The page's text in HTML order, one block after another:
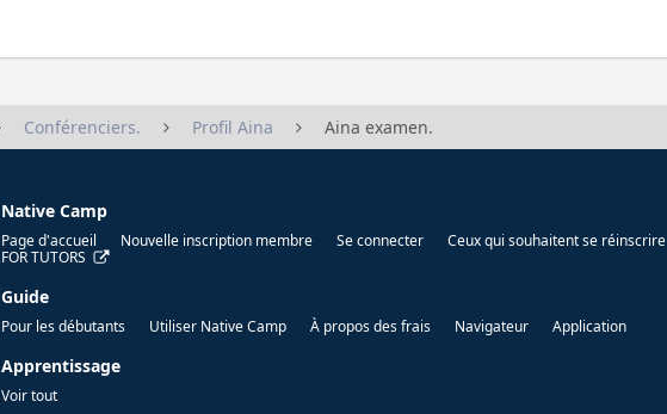
Conférenciers. Profil Aina Aina examen.
Native Camp
Page d'accueil Nouvelle inscription membre Se connecter
Ceux qui souhaitent se réinscrire
FOR TUTORS
Guide
Pour les débutants Utiliser Native Camp À propos des frais Navigateur Application
Apprentissage
Voir tout